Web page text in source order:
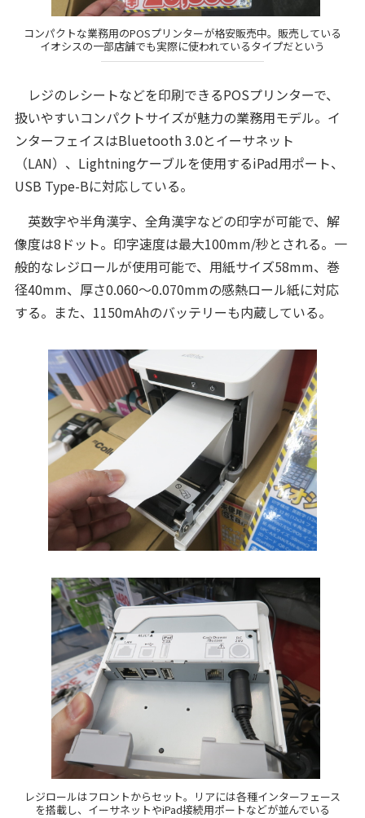
コンパクトな業務用のPOSプリンターが格安販売中。販売している
イオシスの一部店舗でも実際に使われているタイプだという
レジのレシートなどを印刷できるPOSプリンターで、
扱いやすいコンパクトサイズが魅力の業務用モデル。イ
ンターフェイスはBluetooth 3.0とイーサネット
（LAN）、Lightningケーブルを使用するiPad用ポート、
USB Type-Bに対応している。
英数字や半角漢字、全角漢字などの印字が可能で、解
像度は8ドット。印字速度は最大100mm/秒とされる。一
般的なレジロールが使用可能で、用紙サイズ58mm、巻
径40mm、厚さ0.060～0.070mmの感熱ロール紙に対応
する。また、1150mAhのバッテリーも内蔵している。
レジロールはフロントからセット。リアには各種インターフェース
を搭載し、イーサネットやiPad接続用ポートなどが並んでいる